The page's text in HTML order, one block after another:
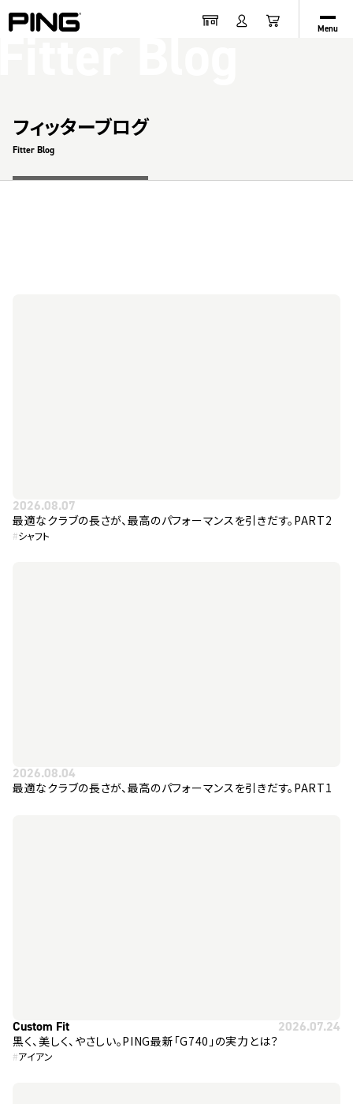
Menu
Blog
フィッターブログ
Fitter Blog
2026.08.07
最適なクラブの長さが、最高のパフォーマンスを引きだす。PART2
#シャフト
2026.08.04
最適なクラブの長さが、最高のパフォーマンスを引きだす。PART1
Custom Fit 2026.07.24
黒く、美しく、やさしい。PING最新「G740」の実力とは？
#アイアン